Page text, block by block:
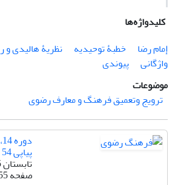
کلیدواژه‌ها
إمام رضا
خطبۀ توحیدیه نظریۀ هالیدی
واژگانی
پیوندی
موضوعات
ترویج وتعمیق فرهنگ و معارف رضوی
پیاپی 54
تابستان 1405
صفحه